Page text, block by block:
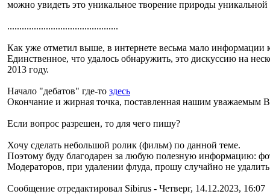
можно увидеть это уникальное творение природы
..............................................
Как уже отметил выше, в интернете весьма мало информации
Единственное, что удалось обнаружить, это дискуссию на
2013 году.
Начало "дебатов" где-то здесь
Окончание и жирная точка, поставленная нашим уважаемым
Если вопрос разрешен, то для чего пишу?
Хочу сделать небольшой ролик (фильм) по данной теме.
Поэтому буду благодарен за любую полезную информацию:
Модераторов, при удалении флуда, прошу случайно не
Сообщение отредактировал Sibirus - Четверг, 14.12.2023, 16:07